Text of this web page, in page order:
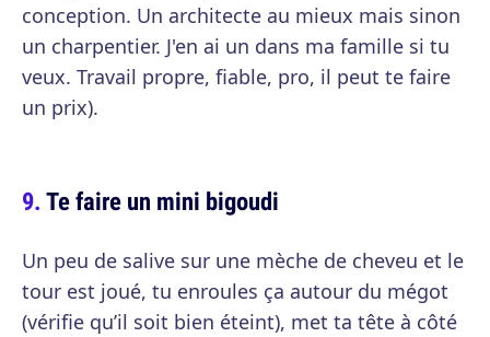
conception. Un architecte au mieux mais sinon
un charpentier. J'en ai un dans ma famille si tu
veux. Travail propre, fiable, pro, il peut te faire
un prix).
Te faire un mini bigoudi
Un peu de salive sur une mèche de cheveu et le
tour est joué, tu enroules ça autour du mégot
(vérifie qu’il soit bien éteint), met ta tête à côté